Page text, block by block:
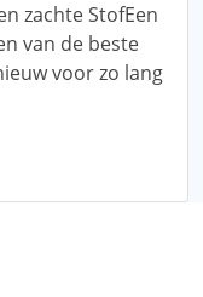
zachte StofEen
van de beste
voor zo lang